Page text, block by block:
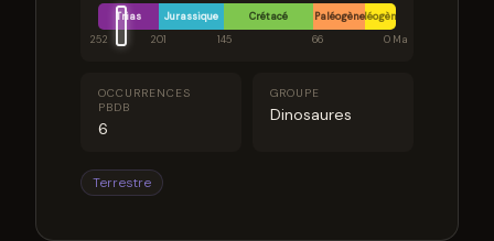
Trias Jurassique Crétacé PaléogèneNéogène
252
201 145 66 0 Ma
OCCURRENCES
PBDB
6
GROUPE
Dinosaures
Terrestre